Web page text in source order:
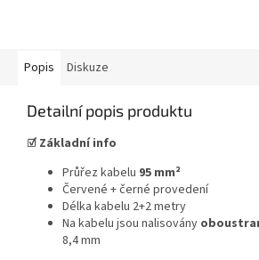
Popis Diskuze
Detailní popis produktu
☑ Základní info
Průřez kabelu 95 mm²
Červené + černé provedení
Délka kabelu 2+2 metry
Na kabelu jsou nalisovány
8,4 mm